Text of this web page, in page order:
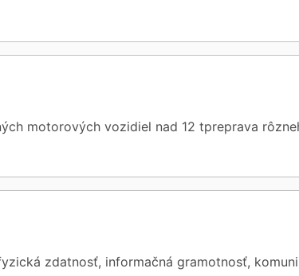
motorových vozidiel nad 12 tpreprava
zdatnosť, informačná gramotnosť,